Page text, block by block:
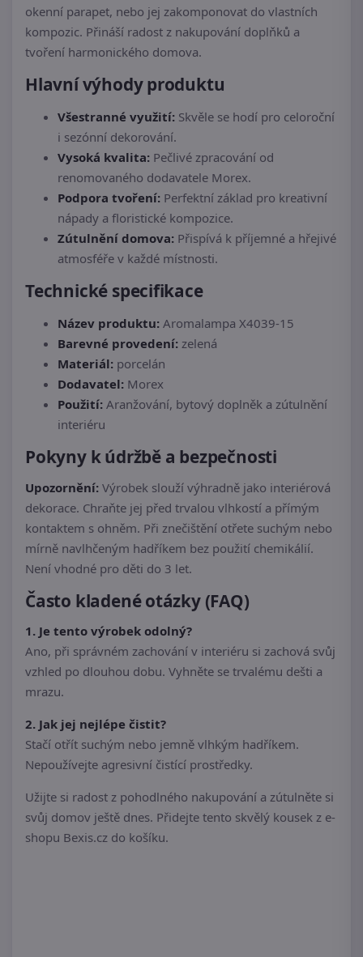
okenní parapet, nebo jej zakomponovat do vlastních
kompozic. Přináší radost z nakupování doplňků a
tvoření harmonického domova.
Hlavní výhody produktu
Všestranné využití: Skvěle se hodí pro celoroční
i sezónní dekorování.
Vysoká kvalita: Pečlivé zpracování od
renomovaného dodavatele Morex.
Podpora tvoření: Perfektní základ pro kreativní
nápady a floristické kompozice.
Zútulnění domova: Přispívá k příjemné a hřejivé
atmosféře v každé místnosti.
Technické specifikace
Název produktu: Aromalampa X4039-15
Barevné provedení: zelená
Materiál: porcelán
Dodavatel: Morex
Použití: Aranžování, bytový doplněk a zútulnění
interiéru
Pokyny k údržbě a bezpečnosti
Upozornění: Výrobek slouží výhradně jako interiérová
dekorace. Chraňte jej před trvalou vlhkostí a přímým
kontaktem s ohněm. Při znečištění otřete suchým nebo
mírně navlhčeným hadříkem bez použití chemikálií.
Není vhodné pro děti do 3 let.
Často kladené otázky (FAQ)
1. Je tento výrobek odolný?
Ano, při správném zachování v interiéru si zachová svůj
vzhled po dlouhou dobu. Vyhněte se trvalému dešti a
mrazu.
2. Jak jej nejlépe čistit?
Stačí otřít suchým nebo jemně vlhkým hadříkem.
Nepoužívejte agresivní čistící prostředky.
Užijte si radost z pohodlného nakupování a zútulněte si
svůj domov ještě dnes. Přidejte tento skvělý kousek z e-
shopu Bexis.cz do košíku.